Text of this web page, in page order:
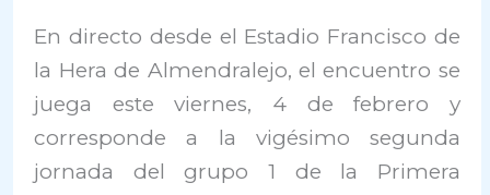
En directo desde el Estadio Francisco de
la Hera de Almendralejo, el encuentro se
juega este viernes, 4 de febrero y
corresponde a la vigésimo segunda
jornada del grupo 1 de la Primera